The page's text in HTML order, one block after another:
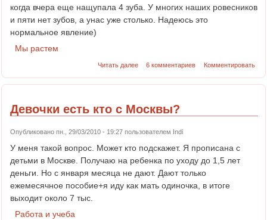
когда вчера еще нащупала 4 зуба. У многих наших ровесников
и пяти нет зубов, а унас уже столько. Надеюсь это
нормальное явление)
Мы растем
Читать далее 6 комментариев Комментировать
Девочки есть кто с Москвы?
Опубликовано пн., 29/03/2010 - 19:27 пользователем Indi
У меня такой вопрос. Может кто подскажет. Я прописана с
детьми в Москве. Получаю на ребенка по уходу до 1,5 лет
деньги. Но с января месяца не дают. Дают только
ежемесячное пособие+я иду как мать одиночка, в итоге
выходит около 7 тыс.
Работа и учеба